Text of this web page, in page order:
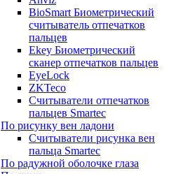
BioSmart Биометрический
считыватель отпечатков
пальцев
Ekey Биометрический
сканер отпечатков пальцев
EyeLock
ZKTeco
Считыватели отпечатков
пальцев Smartec
По рисунку вен ладони
Считыватели рисунка вен
пальца Smartec
По радужной оболочке глаза